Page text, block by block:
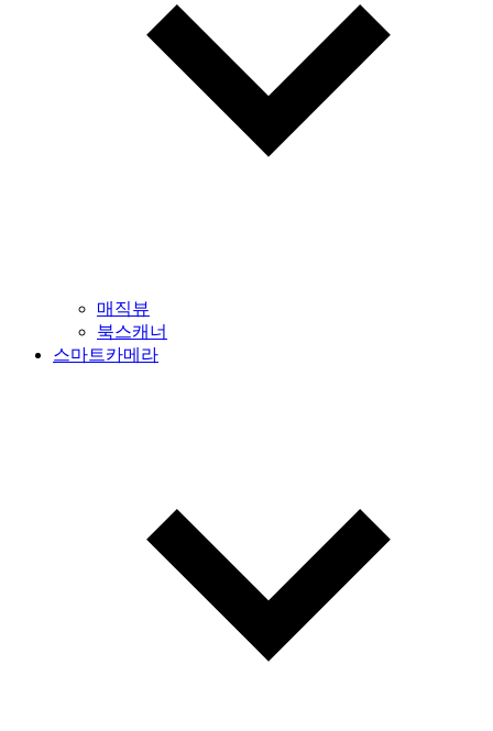
매직뷰
북스캐너
스마트카메라